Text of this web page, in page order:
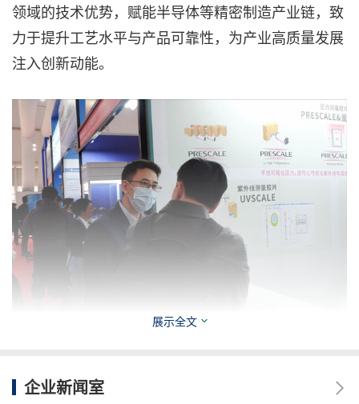
领域的技术优势，赋能半导体等精密制造产业链，致
力于提升工艺水平与产品可靠性，为产业高质量发展
注入创新动能。
展示全文
企业新闻室